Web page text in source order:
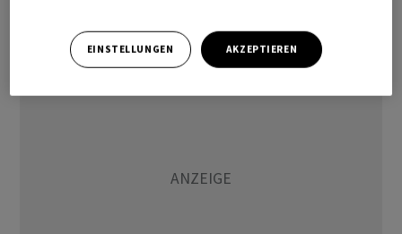
und New York gearbeitet.
EINSTELLUNGEN AKZEPTIEREN